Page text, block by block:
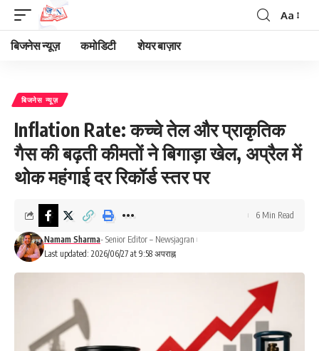
Font
Aa
बिजनेस न्यूज़ कमोडिटी शेयर बाज़ार
बिजनेस न्यूज़
Inflation Rate: कच्चे तेल और प्राकृतिक
गैस की बढ़ती कीमतों ने बिगाड़ा खेल, अप्रैल में
थोक महंगाई दर रिकॉर्ड स्तर पर
Last updated: 2026/06/27 at 9:58 अपराह्न
Namam Sharma- Senior Editor – Newsjagran
6 Min Read